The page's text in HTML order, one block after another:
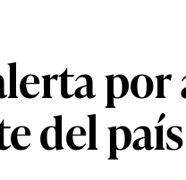
del país